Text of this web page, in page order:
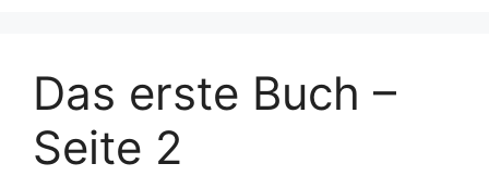
Das erste Buch –
Seite 2